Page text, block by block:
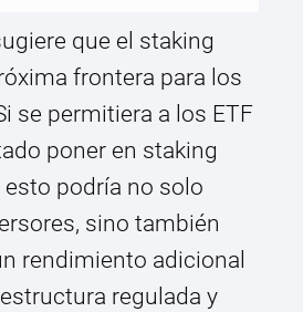
que el staking
frontera para los
se permitiera a los ETF
poner en staking
podría no solo
sino también
rendimiento adicional
regulada y